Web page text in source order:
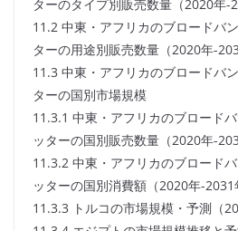
ターのタイプ別販売数量（2020年-
11.2 中東・アフリカのブロードバ
ターの用途別販売数量（2020年-
11.3 中東・アフリカのブロードバ
ターの国別市場規模
11.3.1 中東・アフリカのブロード
ッターの国別販売数量（2020年-
11.3.2 中東・アフリカのブロード
ッターの国別消費額（2020年-2031
11.3.3 トルコの市場規模・予測（